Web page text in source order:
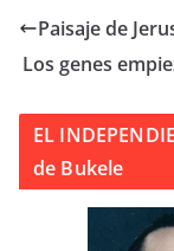
Paisaje de
Los genes
EL
de Bukele